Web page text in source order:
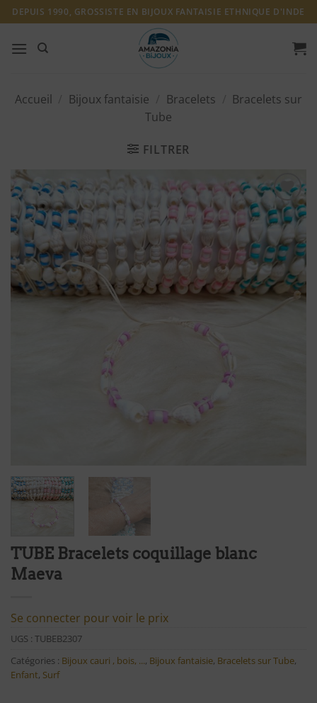
Passer
au
contenu
DEPUIS 1990, GROSSISTE EN BIJOUX FANTAISIE ETHNIQUE D'INDE
Accueil Bijoux fantaisie Bracelets
Bracelets sur
Tube
FILTRER
Ajouter
à ma
liste
d'envies
TUBE Bracelets coquillage blanc
Maeva
Se connecter pour voir le prix
UGS : TUBEB2307
Catégories : Bijoux cauri , bois, ..., Bijoux fantaisie, Bracelets sur Tube,
Enfant, Surf